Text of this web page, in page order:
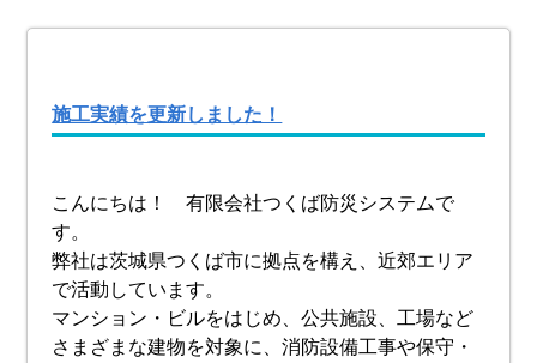
施工実績を更新しました！
こんにちは！ 有限会社つくば防災システムで
す。
弊社は茨城県つくば市に拠点を構え、近郊エリア
で活動しています。
マンション・ビルをはじめ、公共施設、工場など
さまざまな建物を対象に、消防設備工事や保守・